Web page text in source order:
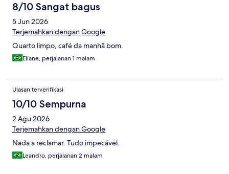
8/10 Sangat bagus
5 Jun 2026
Terjemahkan dengan Google
Quarto limpo, café da manhã bom.
Eliane, perjalanan 1 malam
Ulasan terverifikasi
10/10 Sempurna
2 Agu 2026
Terjemahkan dengan Google
Nada a reclamar. Tudo impecável.
Leandro, perjalanan 2 malam